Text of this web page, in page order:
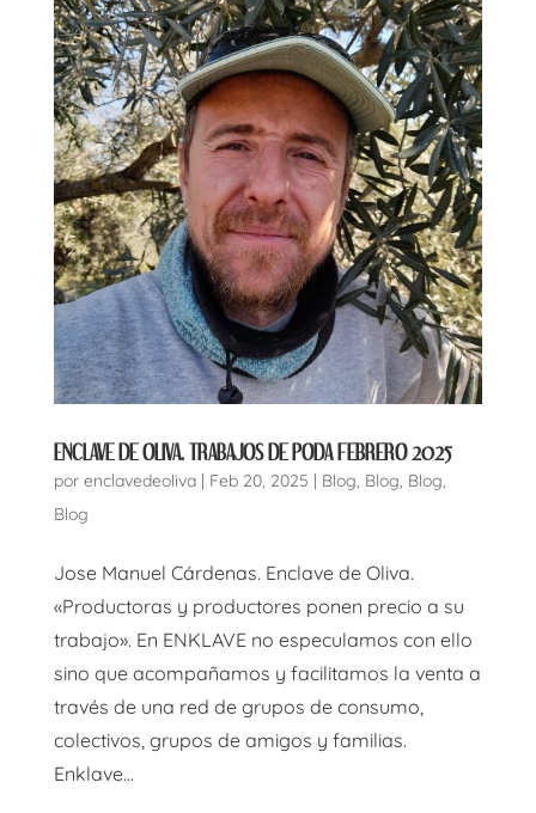
ENCLAVE DE OLIVA. TRABAJOS DE PODA FEBRERO 2025
por enclavedeoliva| Feb 20, 2025 | Blog, Blog, Blog,
Blog
Jose Manuel Cárdenas. Enclave de Oliva.
«Productoras y productores ponen precio a su
trabajo». En ENKLAVE no especulamos con ello
sino que acompañamos y facilitamos la venta a
través de una red de grupos de consumo,
colectivos, grupos de amigos y familias.
Enklave...